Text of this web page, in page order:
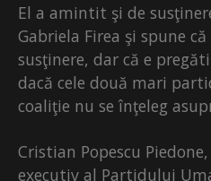
El a amintit şi de
Gabriela Firea şi spune
susţinere, dar că e
dacă cele două mari
coaliţie nu se înţeleg
Cristian Popescu
executiv al Partidului